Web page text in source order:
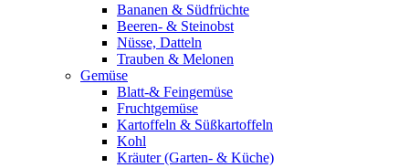
Bananen & Südfrüchte
Beeren- & Steinobst
Nüsse, Datteln
Trauben & Melonen
Gemüse
Blatt-& Feingemüse
Fruchtgemüse
Kartoffeln & Süßkartoffeln
Kohl
Kräuter (Garten- & Küche)